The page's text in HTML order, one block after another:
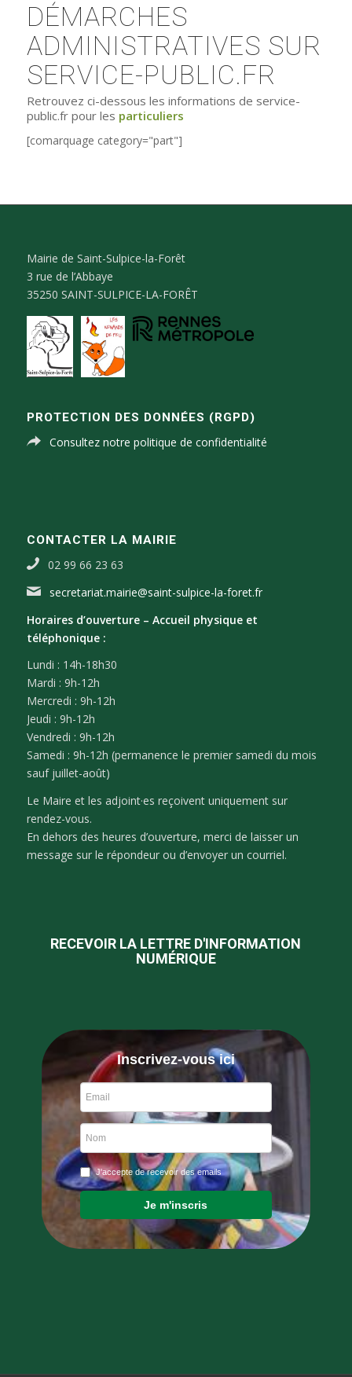
DÉMARCHES
ADMINISTRATIVES SUR
SERVICE-PUBLIC.FR
Retrouvez ci-dessous les informations de service-
public.fr pour les particuliers
[comarquage category="part"]
Mairie de Saint-Sulpice-la-Forêt
3 rue de l’Abbaye
35250 SAINT-SULPICE-LA-FORÊT
PROTECTION DES DONNÉES (RGPD)
Consultez notre politique de confidentialité
CONTACTER LA MAIRIE
02 99 66 23 63
secretariat.mairie@saint-sulpice-la-foret.fr
Horaires d’ouverture – Accueil physique et
téléphonique :
Lundi : 14h-18h30
Mardi : 9h-12h
Mercredi : 9h-12h
Jeudi : 9h-12h
Vendredi : 9h-12h
Samedi : 9h-12h (permanence le premier samedi du mois
sauf juillet-août)
Le Maire et les adjoint·es reçoivent uniquement sur
rendez-vous.
En dehors des heures d’ouverture, merci de laisser un
message sur le répondeur ou d’envoyer un courriel.
RECEVOIR LA LETTRE D'INFORMATION
NUMÉRIQUE
Inscrivez-vous ici
J'accepte de recevoir des emails
Je m'inscris